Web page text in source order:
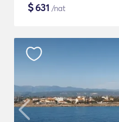
$631 /nat